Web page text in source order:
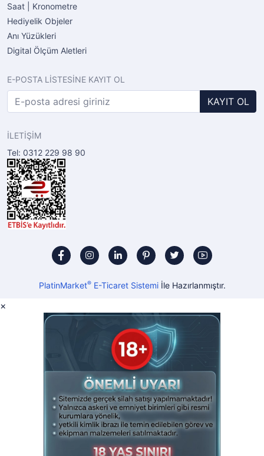
Saat | Kronometre
Hediyelik Objeler
Anı Yüzükleri
Digital Ölçüm Aletleri
E-POSTA LİSTESİNE KAYIT OL
KAYIT OL
İLETİŞİM
Tel: 0312 229 98 90
PlatinMarket®E-Ticaret Sistemiİle Hazırlanmıştır.
×